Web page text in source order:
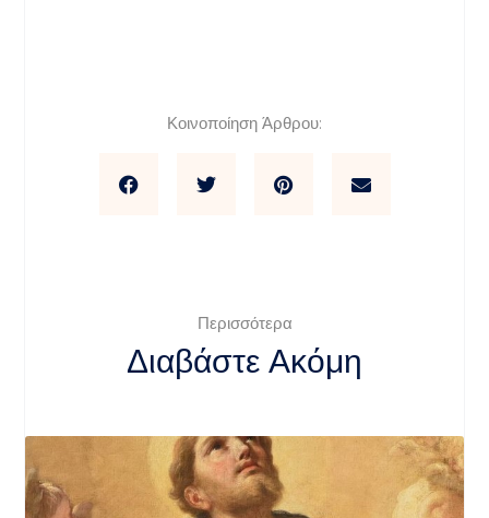
Κοινοποίηση Άρθρου:
Περισσότερα
Διαβάστε Ακόμη